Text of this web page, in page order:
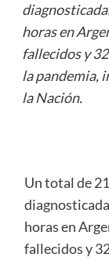
horas en
fallecidos y
la pandemia,
la Nación.
Un total de
horas en
fallecidos y